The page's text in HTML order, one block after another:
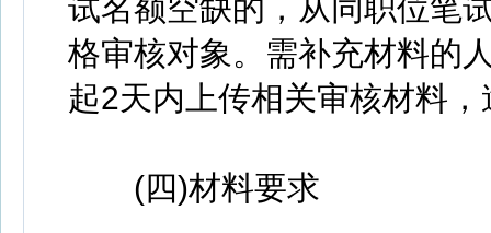
试名额空缺的，从同职位笔
格审核对象。需补充材料的
起2天内上传相关审核材料
(四)材料要求